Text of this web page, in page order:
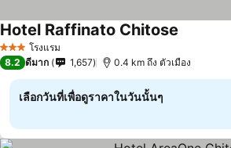
3 ดาว โรงแรม
Hotel Raffinato Chitose
8.2 ดีมาก 1,657 0.4 km ถึง ตัวเมือง
เลือกวันที่เพื่อดูราคาในวันนั้นๆ